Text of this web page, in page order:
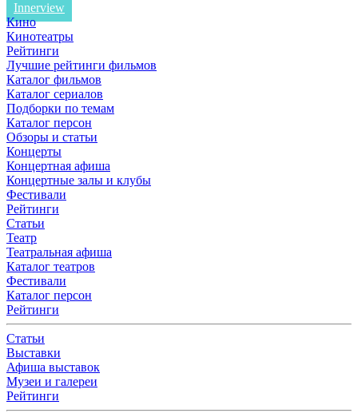
Innerview
Кино
Кинотеатры
Рейтинги
Лучшие рейтинги фильмов
Каталог фильмов
Каталог сериалов
Подборки по темам
Каталог персон
Обзоры и статьи
Концерты
Концертная афиша
Концертные залы и клубы
Фестивали
Рейтинги
Статьи
Театр
Театральная афиша
Каталог театров
Фестивали
Каталог персон
Рейтинги
Статьи
Выставки
Афиша выставок
Музеи и галереи
Рейтинги